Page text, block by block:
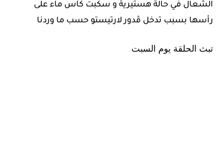
الشعال في حالة هستيرية و سكبت كآس ماء على
رأسها بسبب تدخل ڤدور لارتيستو حسب ما وردنا
تبث الحلقة يوم السبت